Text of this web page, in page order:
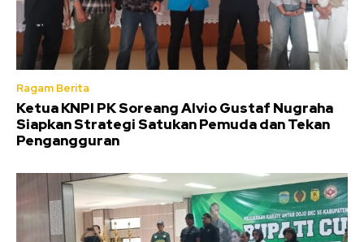
Ragam Berita
Ketua KNPI PK Soreang Alvio Gustaf Nugraha
Siapkan Strategi Satukan Pemuda dan Tekan
Pengangguran